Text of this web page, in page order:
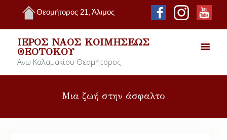
Θεομήτορος 21, Άλιμος
ΙΕΡΌΣ ΝΑΌΣ ΚΟΙΜΉΣΕΩΣ
ΘΕΟΤΌΚΟΥ
Άνω Καλαμακίου Θεομήτορος
Μια ζωή στην άσφαλτο